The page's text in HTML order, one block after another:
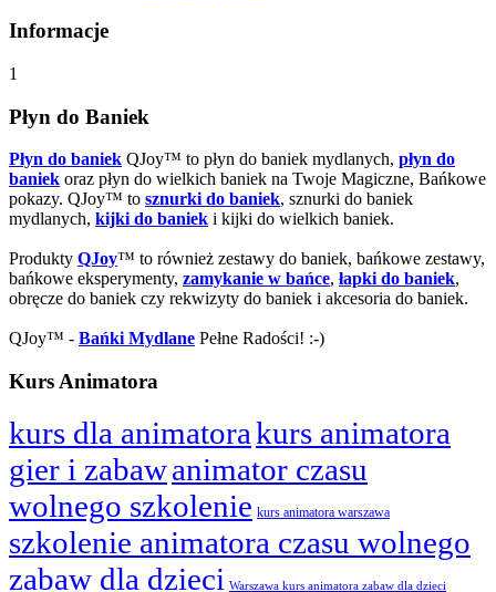
Informacje
1
Płyn do Baniek
Płyn do baniek QJoy™ to płyn do baniek mydlanych, płyn do
baniek oraz płyn do wielkich baniek na Twoje Magiczne, Bańkowe
pokazy. QJoy™ to sznurki do baniek, sznurki do baniek
mydlanych, kijki do baniek i kijki do wielkich baniek.
Produkty QJoy™ to również zestawy do baniek, bańkowe zestawy,
bańkowe eksperymenty, zamykanie w bańce, łapki do baniek,
obręcze do baniek czy rekwizyty do baniek i akcesoria do baniek.
QJoy™ - Bańki Mydlane Pełne Radości! :-)
Kurs Animatora
kurs dla animatorakurs animatora
gier i zabawanimator czasu
wolnego szkolenie kurs animatora warszawa
szkolenie animatora czasu wolnego
zabaw dla dzieci Warszawa kurs animatora zabaw dla dzieci